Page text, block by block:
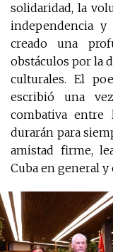
solidaridad, la
independencia
creado una
obstáculos por la
culturales. El
escribió una
combativa entre
durarán para
amistad firme,
Cuba en general